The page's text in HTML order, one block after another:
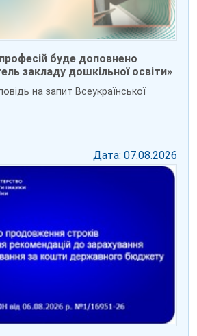
буде доповнено
закладу дошкільної освіти»
на запит Всеукраїнської
Дата: 07.08.2026